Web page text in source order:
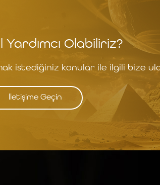
Yardımcı Olabiliriz?
istediğiniz konular ile ilgili bize
İletişime Geçin